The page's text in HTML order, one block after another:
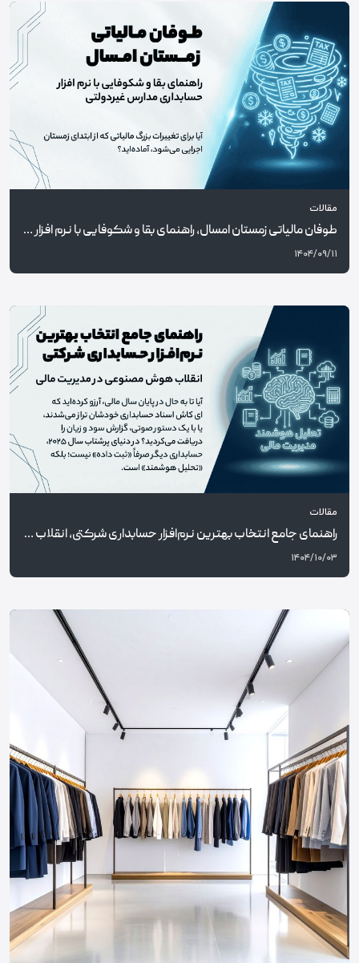
مقالات
طوفان مالیاتی زمستان امسال، راهنمای بقا و شکوفایی با نرم افزار حسابداری مدارس غیردولتی
۱۴۰۴/۰۹/۱۱
مقالات
راهنمای جامع انتخاب بهترین نرم‌افزار حسابداری شرکتی، انقلاب هوش مصنوعی در مدیریت مالی با کارما
۱۴۰۴/۱۰/۰۳